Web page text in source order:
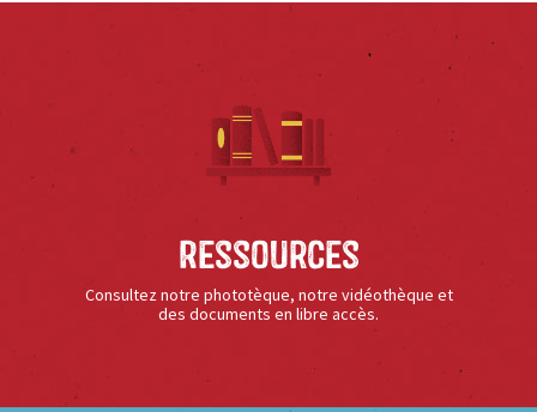
Ressources
Consultez notre phototèque, notre vidéothèque et
des documents en libre accès.